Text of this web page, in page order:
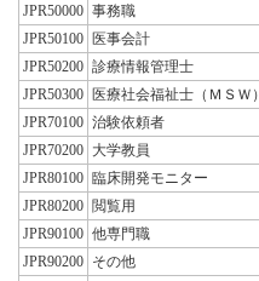
JPR50000 事務職
JPR50100 医事会計
JPR50200 診療情報管理士
JPR50300 医療社会福祉士（ＭＳＷ）
JPR70100 治験依頼者
JPR70200 大学教員
JPR80100 臨床開発モニター
JPR80200 閲覧用
JPR90100 他専門職
JPR90200 その他